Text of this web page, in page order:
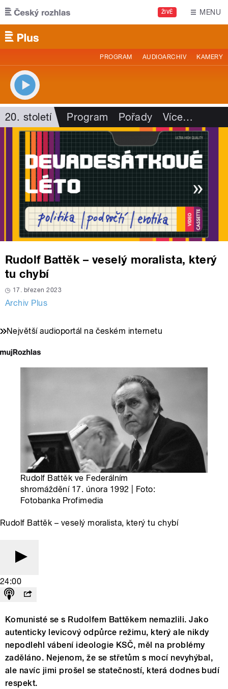
Přejít k hlavnímu obsahu
ŽIVĚ MENU
PROGRAM AUDIOARCHIV KAMERY
20. století Program Pořady Více…
Rudolf Battěk – veselý moralista, který
tu chybí
17. březen 2023
Archiv Plus
Největší audioportál na českém internetu
Rudolf Battěk ve Federálním
shromáždění 17. února 1992 | Foto:
Fotobanka Profimedia
Rudolf Battěk – veselý moralista, který tu chybí
24:00
Komunisté se s Rudolfem Battěkem nemazlili. Jako
autenticky levicový odpůrce režimu, který ale nikdy
nepodlehl vábení ideologie KSČ, měl na problémy
zaděláno. Nejenom, že se střetům s mocí nevyhýbal,
ale navíc jimi prošel se statečností, která dodnes budí
respekt.